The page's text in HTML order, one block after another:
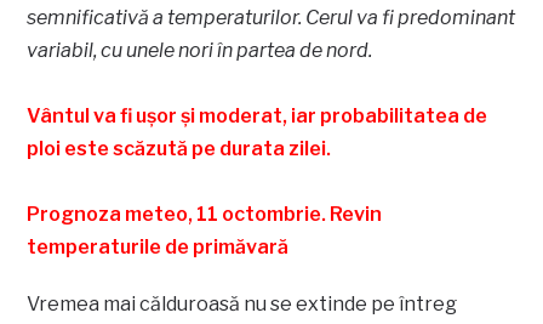
semnificativă a temperaturilor. Cerul va fi predominant
variabil, cu unele nori în partea de nord.
Vântul va fi ușor și moderat, iar probabilitatea de
ploi este scăzută pe durata zilei.
Prognoza meteo, 11 octombrie. Revin
temperaturile de primăvară
Vremea mai călduroasă nu se extinde pe întreg